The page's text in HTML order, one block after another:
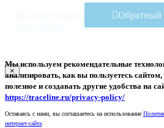
Обратный
×
Мы используем рекомендательные
анализировать, как вы пользуетесь
полезное и создавать другие удобства на
https://traceline.ru/privacy-policy/
Оставаясь с нами, вы соглашаетесь на использование
интернет-сайта